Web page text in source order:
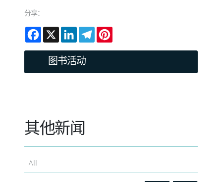
分享：
Facebook
X LinkedInTelegram
图书活动
其他新闻